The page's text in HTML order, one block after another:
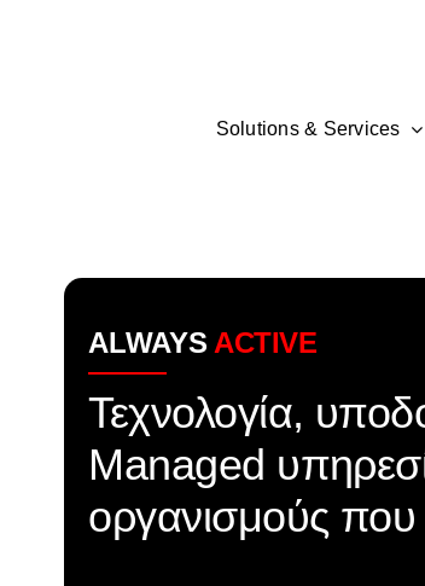
Solutions & Services
ALWAYS ACTIVE
Τεχνολογία,
Managed
οργανισμούς